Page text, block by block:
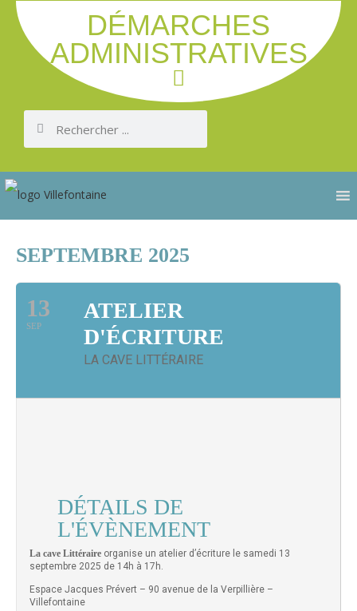
DÉMARCHES
ADMINISTRATIVES
SEPTEMBRE 2025
13
SEP
ATELIER
D'ÉCRITURE
LA CAVE LITTÉRAIRE
DÉTAILS DE
L'ÉVÈNEMENT
La cave Littéraire organise un atelier d’écriture le samedi 13
septembre 2025 de 14h à 17h.
Espace Jacques Prévert – 90 avenue de la Verpillière –
Villefontaine